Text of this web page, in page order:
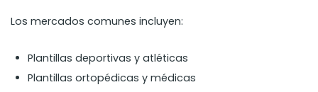
Los mercados comunes incluyen:
Plantillas deportivas y atléticas
Plantillas ortopédicas y médicas